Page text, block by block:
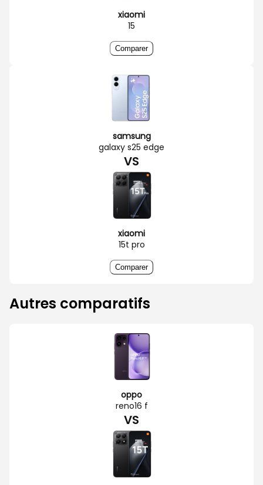
xiaomi
15
Comparer
samsung
galaxy s25 edge
VS
xiaomi
15t pro
Comparer
Autres comparatifs
oppo
reno16 f
VS